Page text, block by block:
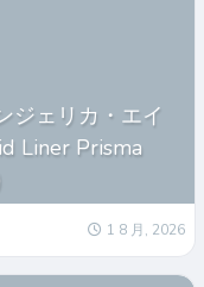
ジェリカ・エイ
Liner Prisma
1 8 月, 2026